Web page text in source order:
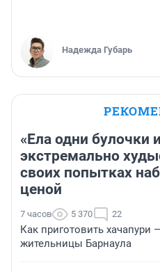
Надежда Губарь
«Ела одни булочки
экстремально
своих попытках
ценой
7 часов 5 370 22
Как приготовить хачапури
жительницы Барнаула